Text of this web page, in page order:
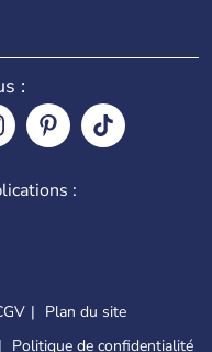
:
:
Plan du site
Politique de confidentialité